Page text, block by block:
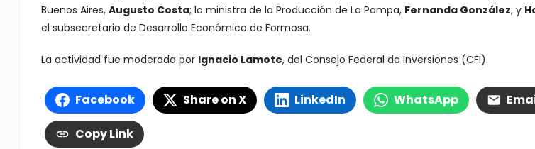
Buenos Aires, Augusto Costa; la ministra de la Producción de La Pampa, Fernanda González; y
el subsecretario de Desarrollo Económico de Formosa.
La actividad fue moderada por Ignacio Lamote, del Consejo Federal de Inversiones (CFI).
Facebook Share on X LinkedIn WhatsApp
Copy Link